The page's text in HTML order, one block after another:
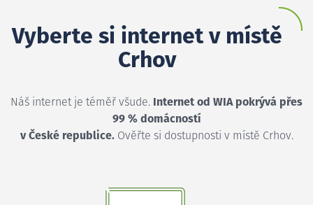
Vyberte si internet v místě
Crhov
Náš internet je téměř všude. Internet od WIA pokrývá přes
99 % domácností
v České republice.Ověřte si dostupnosti v místě Crhov.